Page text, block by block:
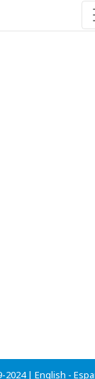
2024 | English -